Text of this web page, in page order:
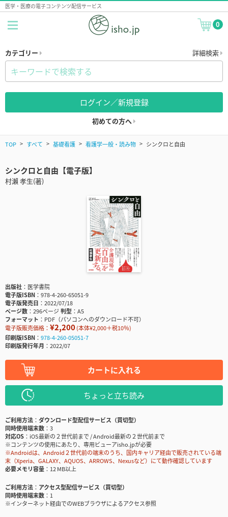
医学・医療の電子コンテンツ配信サービス
0
カテゴリー 詳細検索
ログイン／新規登録
初めての方へ
TOP すべて 基礎看護 看護学一般・読み物 シンクロと自由
シンクロと自由【電子版】
村瀨 孝生(著)
出版社
医学書院
電子版ISBN
978-4-260-65051-9
電子版発売日
2022/07/18
ページ数
296ページ判型
A5
フォーマット
PDF（パソコンへのダウンロード不可）
電子版販売価格： ¥2,200(本体¥2,000＋税10％)
印刷版ISBN
978-4-260-05051-7
印刷版発行年月
2022/07
カートに入れる
ちょっと立ち読み
ご利用方法
ダウンロード型配信サービス（買切型）
同時使用端末数
3
対応OS
iOS最新の２世代前まで / Android最新の２世代前まで
※コンテンツの使用にあたり、専用ビューアisho.jpが必要
※Androidは、Android２世代前の端末のうち、国内キャリア経由で販売されている端
末（Xperia、GALAXY、AQUOS、ARROWS、Nexusなど）にて動作確認しています
必要メモリ容量
12 MB以上
ご利用方法
アクセス型配信サービス（買切型）
同時使用端末数
1
※インターネット経由でのWEBブラウザによるアクセス参照